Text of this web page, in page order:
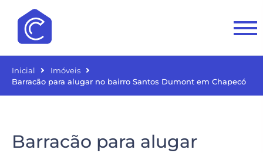
Inicial
Imóveis
Barracão para alugar no bairro Santos Dumont em Chapecó
Barracão para alugar